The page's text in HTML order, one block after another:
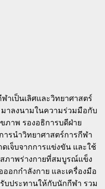
าเป็นเลิศและวิทยาศาสตร์
มาลงนามในความร่วมมือกับ
ภาพ รองอธิการบดีฝ่าย
รนำวิทยาศาสตร์การกีฬา
เจ็บจากการแข่งขัน และใช้
สภาพร่างกายที่สมบูรณ์แข็ง
อกกำลังกาย และเครื่องมือ
บประทานให้กับนักกีฬา รวม